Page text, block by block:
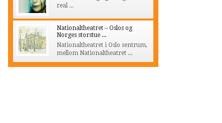
real ...
Nationaltheatret – Oslos og
Norges storstue ...
Nationaltheatret i Oslo sentrum,
mellom Nationaltheatret ...